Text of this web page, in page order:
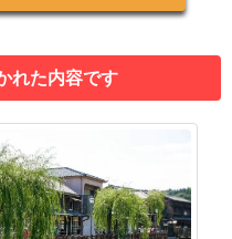
れた内容です